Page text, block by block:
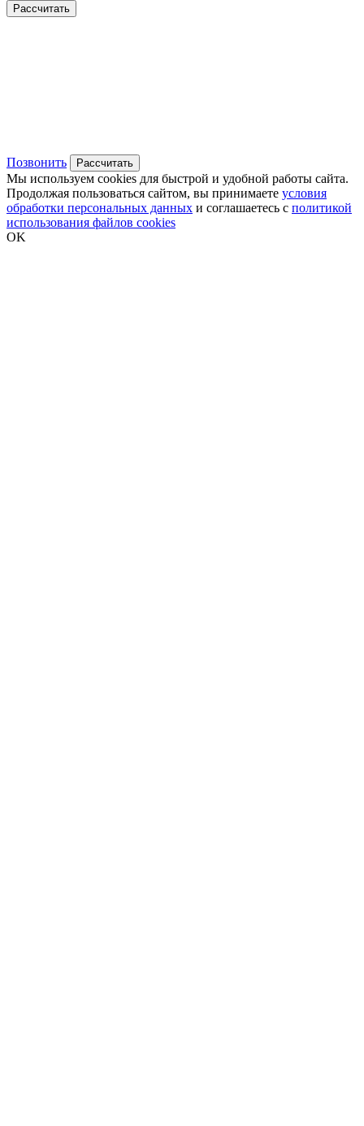
Рассчитать
Позвонить Рассчитать
Мы используем cookies для быстрой и удобной работы сайта.
Продолжая пользоваться сайтом, вы принимаете условия
обработки персональных данных и соглашаетесь с политикой
использования файлов cookies
OK